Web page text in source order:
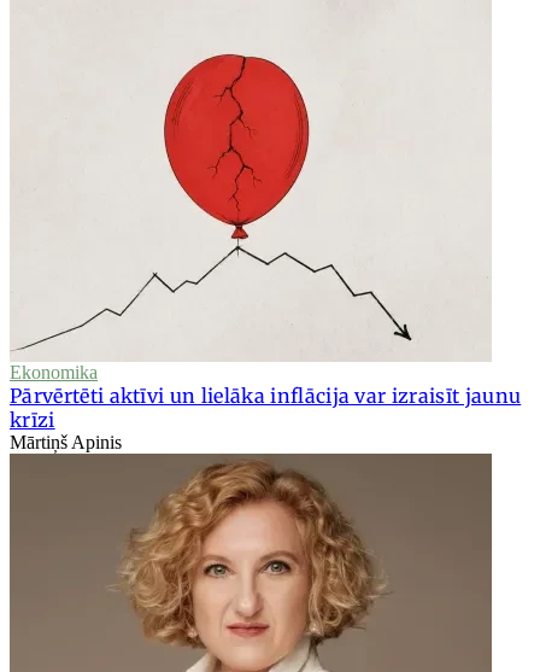
Ekonomika
Pārvērtēti aktīvi un lielāka inflācija var izraisīt jaunu
krīzi
Mārtiņš Apinis